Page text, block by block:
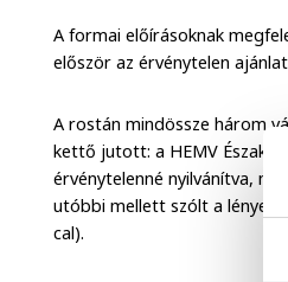
A formai előírásoknak
először az érvénytelen
A rostán mindössze három
kettő jutott: a HEMV Észak-
érvénytelenné nyilvánítva,
utóbbi mellett szólt a
cal).